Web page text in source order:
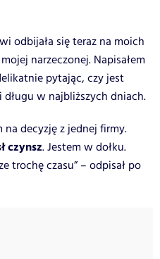
odbijała się teraz na moich
narzeczonej. Napisałem
pytając, czy jest
w najbliższych dniach.
na decyzję z jednej firmy.
czynsz. Jestem w dołku.
trochę czasu” – odpisał po